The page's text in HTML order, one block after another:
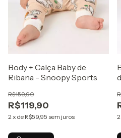
Body + Calça Baby de
Ribana - Snoopy Sports
R$119,90
R$159,90
2 x de R$59,95 sem juros 2